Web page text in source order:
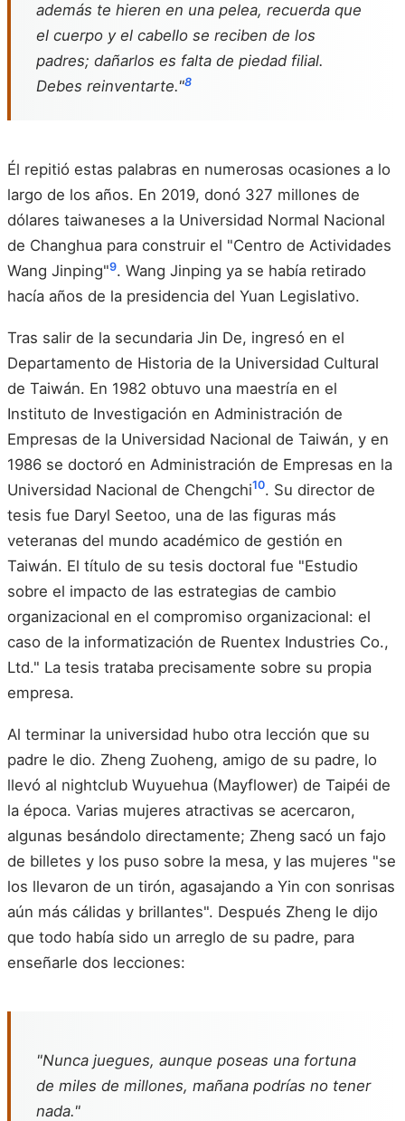
además te hieren en una pelea, recuerda que
el cuerpo y el cabello se reciben de los
padres; dañarlos es falta de piedad filial.
Debes reinventarte."8
Él repitió estas palabras en numerosas ocasiones a lo
largo de los años. En 2019, donó 327 millones de
dólares taiwaneses a la Universidad Normal Nacional
de Changhua para construir el "Centro de Actividades
Wang Jinping"9. Wang Jinping ya se había retirado
hacía años de la presidencia del Yuan Legislativo.
Tras salir de la secundaria Jin De, ingresó en el
Departamento de Historia de la Universidad Cultural
de Taiwán. En 1982 obtuvo una maestría en el
Instituto de Investigación en Administración de
Empresas de la Universidad Nacional de Taiwán, y en
1986 se doctoró en Administración de Empresas en la
Universidad Nacional de Chengchi10. Su director de
tesis fue Daryl Seetoo, una de las figuras más
veteranas del mundo académico de gestión en
Taiwán. El título de su tesis doctoral fue "Estudio
sobre el impacto de las estrategias de cambio
organizacional en el compromiso organizacional: el
caso de la informatización de Ruentex Industries Co.,
Ltd." La tesis trataba precisamente sobre su propia
empresa.
Al terminar la universidad hubo otra lección que su
padre le dio. Zheng Zuoheng, amigo de su padre, lo
llevó al nightclub Wuyuehua (Mayflower) de Taipéi de
la época. Varias mujeres atractivas se acercaron,
algunas besándolo directamente; Zheng sacó un fajo
de billetes y los puso sobre la mesa, y las mujeres "se
los llevaron de un tirón, agasajando a Yin con sonrisas
aún más cálidas y brillantes". Después Zheng le dijo
que todo había sido un arreglo de su padre, para
enseñarle dos lecciones:
"Nunca juegues, aunque poseas una fortuna
de miles de millones, mañana podrías no tener
nada."